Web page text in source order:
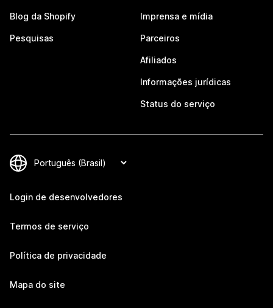
Blog da Shopify
Pesquisas
Imprensa e mídia
Parceiros
Afiliados
Informações jurídicas
Status do serviço
Login de desenvolvedores
Termos de serviço
Política de privacidade
Mapa do site